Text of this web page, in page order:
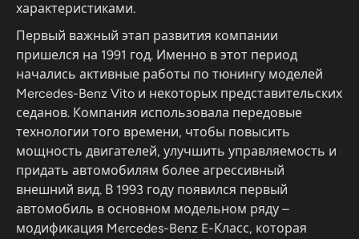
характеристиками.
Первый важный этап развития компании
пришелся на 1991 год. Именно в этот период
начались активные работы по тюнингу моделей
Mercedes-Benz Vito и некоторых представительских
седанов. Компания использовала передовые
технологии того времени, чтобы повысить
мощность двигателей, улучшить управляемость и
придать автомобилям более агрессивный
внешний вид. В 1993 году появился первый
автомобиль в основном модельном ряду –
модификация Mercedes-Benz E-Класс, которая